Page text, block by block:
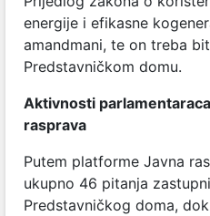
energije i efikasne
amandmani, te on treba
Predstavničkom domu.
Aktivnosti
rasprava
Putem platforme Javna
ukupno 46 pitanja
Predstavničkog doma,